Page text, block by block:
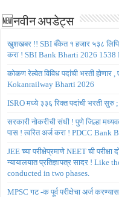
🆕नवीन अपडेट्स
खुशखबर !! SBI बँकेत १ हजार ५३८
करा ! SBI Bank Bharti 2026 1538
कोकण रेल्वेत विविध पदांची भरती
Kokanrailway Bharti 2026
ISRO मध्ये ३३६ रिक्त पदांची भरती सुरु
सरकारी नोकरीची संधी ! पुणे जिल्हा
पास ! त्वरित अर्ज करा ! PDCC Bank
JEE च्या परीक्षेप्रमाणे NEET ची
न्यायालयात प्रतिज्ञापत्र सादर !
conducted in two phases.
MPSC गट -क पूर्व परीक्षेचा अर्ज